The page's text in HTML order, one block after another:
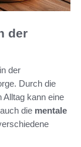
der
der
Durch die
Alltag kann eine
die mentale